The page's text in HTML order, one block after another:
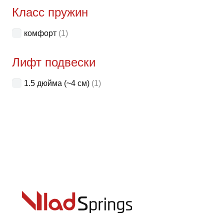
Класс пружин
комфорт (1)
Лифт подвески
1.5 дюйма (~4 см) (1)